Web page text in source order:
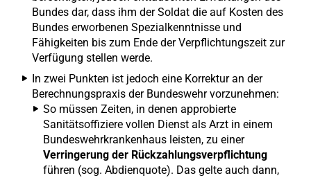
Bundes dar, dass ihm der Soldat die auf Kosten des
Bundes erworbenen Spezialkenntnisse und
Fähigkeiten bis zum Ende der Verpflichtungszeit zur
Verfügung stellen werde.
In zwei Punkten ist jedoch eine Korrektur an der
Berechnungspraxis der Bundeswehr vorzunehmen:
So müssen Zeiten, in denen approbierte
Sanitätsoffiziere vollen Dienst als Arzt in einem
Bundeswehrkrankenhaus leisten, zu einer
Verringerung der Rückzahlungsverpflichtung
führen (sog. Abdienquote). Das gelte auch dann,